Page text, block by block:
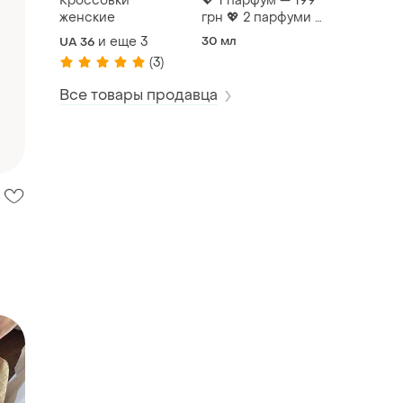
женские
UA 36 и еще 3
(3)
грн 💖 2 парфуми —
по 175 грн 💖 3
30 мл
Все товары продавца